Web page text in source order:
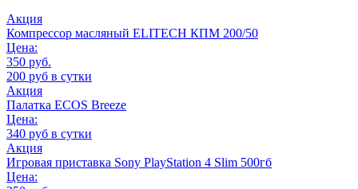
Акция
Компрессор масляный ELITECH КПМ 200/50
Цена:
350 руб.
200 руб в сутки
Акция
Палатка ECOS Breeze
Цена:
340 руб в сутки
Акция
Игровая приставка Sony PlayStation 4 Slim 500гб
Цена: